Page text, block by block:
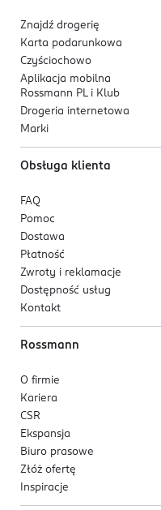
Znajdź drogerię
Karta podarunkowa
Czyściochowo
Aplikacja mobilna
Rossmann PL i Klub
Drogeria internetowa
Marki
Obsługa klienta
FAQ
Pomoc
Dostawa
Płatność
Zwroty i reklamacje
Dostępność usług
Kontakt
Rossmann
O firmie
Kariera
CSR
Ekspansja
Biuro prasowe
Złóż ofertę
Inspiracje